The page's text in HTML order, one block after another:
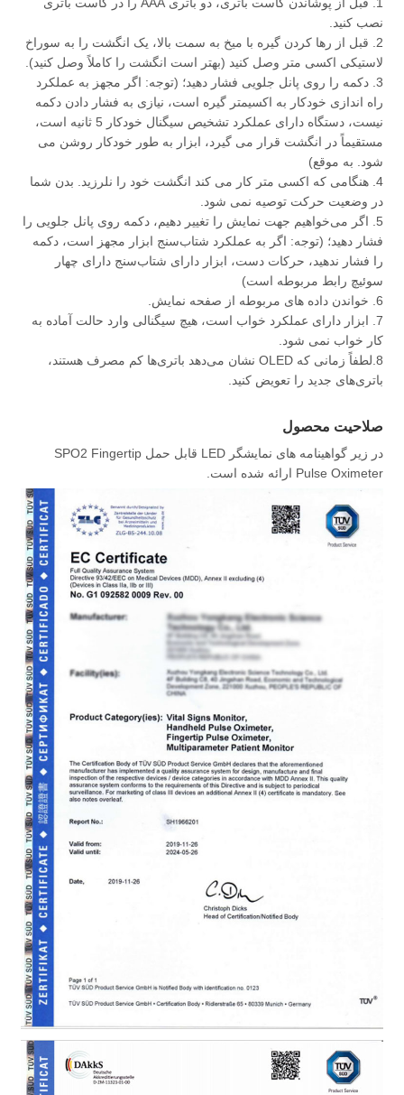
نصب کنید.
2. قبل از رها کردن گیره با میخ به سمت بالا، یک انگشت را به سوراخ
لاستیکی اکسی متر وصل کنید (بهتر است انگشت را کاملاً وصل کنید).
3. دکمه را روی پانل جلویی فشار دهید؛ (توجه: اگر مجهز به عملکرد
راه اندازی خودکار به اکسیمتر گیره است، نیازی به فشار دادن دکمه
نیست، دستگاه دارای عملکرد تشخیص سیگنال خودکار 5 ثانیه است،
مستقیماً در انگشت قرار می گیرد، ابزار به طور خودکار روشن می
شود. به موقع)
4. هنگامی که اکسی متر کار می کند انگشت خود را نلرزید. بدن شما
در وضعیت حرکت توصیه نمی شود.
5. اگر می‌خواهیم جهت نمایش را تغییر دهیم، دکمه روی پانل جلویی را
فشار دهید؛ (توجه: اگر به عملکرد شتاب‌سنج ابزار مجهز است، دکمه
را فشار ندهید، حرکات دست، ابزار دارای شتاب‌سنج دارای چهار
سوئیچ رابط مربوطه است)
6. خواندن داده های مربوطه از صفحه نمایش.
7. ابزار دارای عملکرد خواب است، هیچ سیگنالی وارد حالت آماده به
کار خواب نمی شود.
8.لطفاً زمانی که OLED نشان می‌دهد باتری‌ها کم مصرف هستند،
باتری‌های جدید را تعویض کنید.
صلاحیت محصول
در زیر گواهینامه های نمایشگر LED قابل حمل SPO2 Fingertip
Pulse Oximeter ارائه شده است.